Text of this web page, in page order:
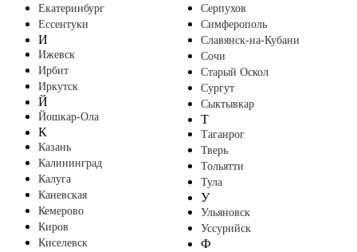
Екатеринбург
Ессентуки
И
Ижевск
Ирбит
Иркутск
Й
Йошкар-Ола
К
Казань
Калининград
Калуга
Каневская
Кемерово
Киров
Киселевск
Серпухов
Симферополь
Славянск-на-Кубани
Сочи
Старый Оскол
Сургут
Сыктывкар
Т
Таганрог
Тверь
Тольятти
Тула
У
Ульяновск
Уссурийск
Ф